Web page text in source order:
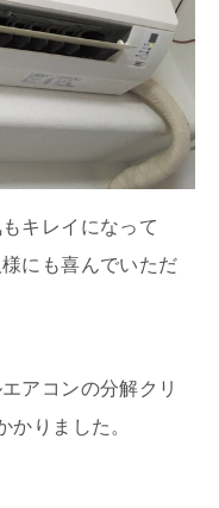
キレイになって
にも喜んでいただ
アコンの分解クリ
かりました。